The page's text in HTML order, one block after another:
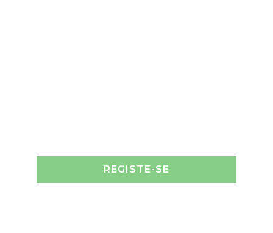
REGISTE-SE